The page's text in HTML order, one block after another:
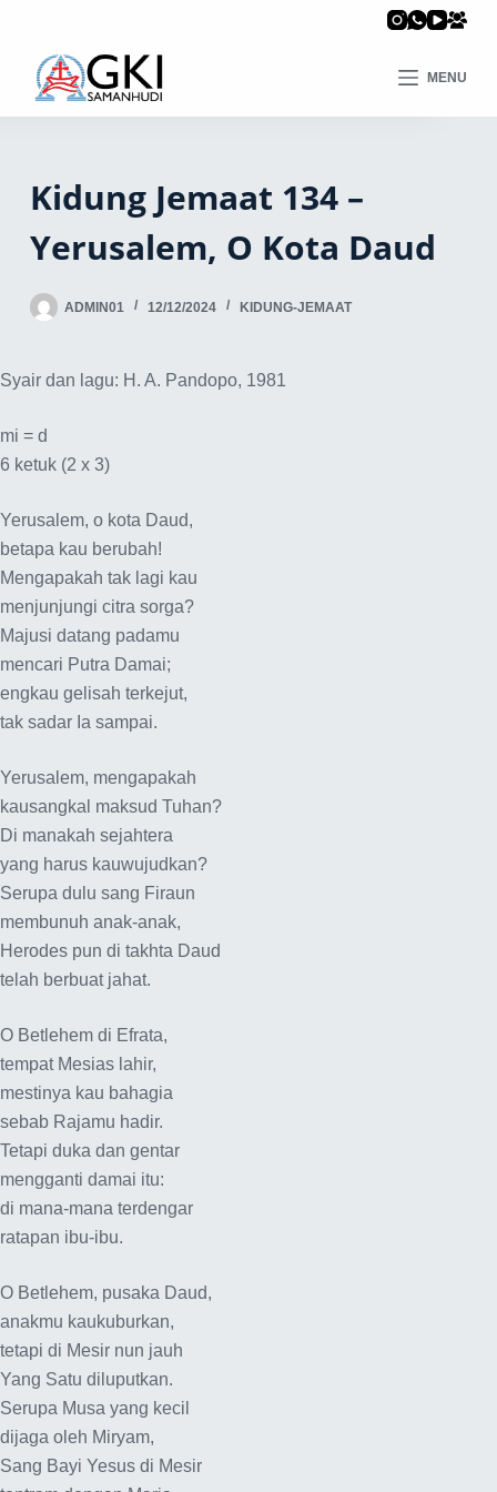
MENU
Kidung Jemaat 134 –
Yerusalem, O Kota Daud
ADMIN01 12/12/2024 KIDUNG-JEMAAT
Syair dan lagu: H. A. Pandopo, 1981
mi = d
6 ketuk (2 x 3)
Yerusalem, o kota Daud,
betapa kau berubah!
Mengapakah tak lagi kau
menjunjungi citra sorga?
Majusi datang padamu
mencari Putra Damai;
engkau gelisah terkejut,
tak sadar Ia sampai.
Yerusalem, mengapakah
kausangkal maksud Tuhan?
Di manakah sejahtera
yang harus kauwujudkan?
Serupa dulu sang Firaun
membunuh anak-anak,
Herodes pun di takhta Daud
telah berbuat jahat.
O Betlehem di Efrata,
tempat Mesias lahir,
mestinya kau bahagia
sebab Rajamu hadir.
Tetapi duka dan gentar
mengganti damai itu:
di mana-mana terdengar
ratapan ibu-ibu.
O Betlehem, pusaka Daud,
anakmu kaukuburkan,
tetapi di Mesir nun jauh
Yang Satu diluputkan.
Serupa Musa yang kecil
dijaga oleh Miryam,
Sang Bayi Yesus di Mesir